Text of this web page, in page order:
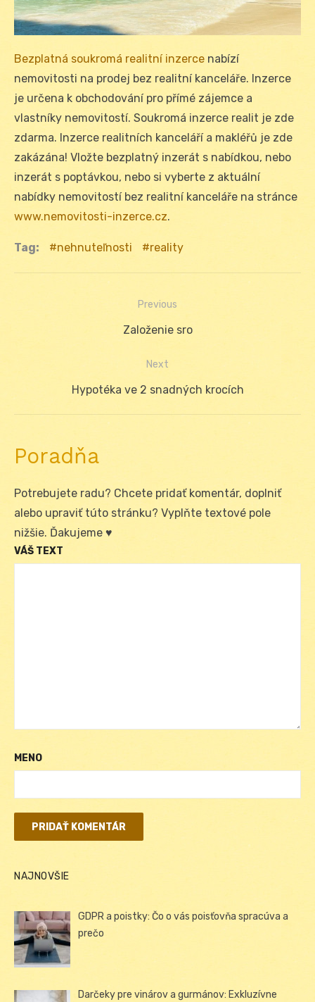
Bezplatná soukromá realitní inzerce nabízí
nemovitosti na prodej bez realitní kanceláře. Inzerce
je určena k obchodování pro přímé zájemce a
vlastníky nemovitostí. Soukromá inzerce realit je zde
zdarma. Inzerce realitních kanceláří a makléřů je zde
zakázána! Vložte bezplatný inzerát s nabídkou, nebo
inzerát s poptávkou, nebo si vyberte z aktuální
nabídky nemovitostí bez realitní kanceláře na stránce
www.nemovitosti-inzerce.cz.
Tag: nehnuteľnosti reality
Previous
Previous
Založenie sro
Next
Next
Hypotéka ve 2 snadných krocích
Poradňa
Potrebujete radu? Chcete pridať komentár, doplniť
alebo upraviť túto stránku? Vyplňte textové pole
nižšie. Ďakujeme ♥
VÁŠ TEXT
MENO
NAJNOVŠIE
GDPR a poistky: Čo o vás poisťovňa spracúva a
prečo
Darčeky pre vinárov a gurmánov: Exkluzívne